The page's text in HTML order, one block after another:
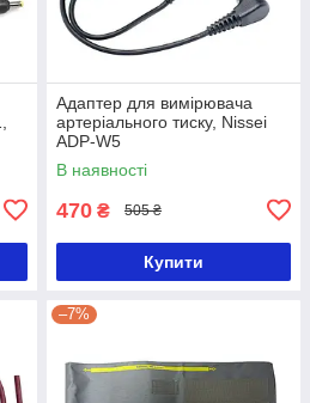
Адаптер для вимірювача
артеріального тиску, Nissei
ADP-W5
В наявності
470 ₴ 505 ₴
Купити
–7%